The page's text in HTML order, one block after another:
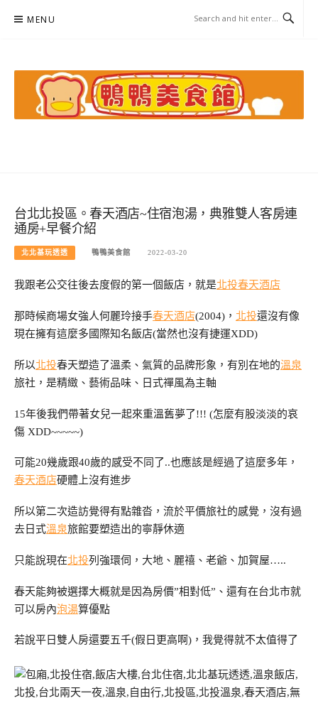
MENU
台北北投區。春天酒店~住宿泡湯，典雅雙人客房連
通房+早餐介紹
北北基玩透透 鴨鴨美食館 2022-03-20
我跟老公交往後去度假的第一個飯店，就是北投春天酒店
那時候商場女強人何麗玲接手春天酒店(2004)， 北投還沒有像
現在擁有這麼多國際知名飯店(當然也沒有捷運XDD)
所以北投春天塑造了溫柔、氣質的品牌形象，有別在地的溫泉
旅社，是精緻、藝術品味、日式禪風為主軸
15年後我們帶著女兒一起來重溫舊夢了!!! (怎麼有股淡淡的哀
傷 XDD~~~~~)
可能20幾歲跟40歲的感受不同了..也應該是經過了這麼多年，
春天酒店硬體上沒有進步
所以第二次造訪覺得有點雜沓，流於平價旅社的感覺，沒有過
去日式溫泉旅館要塑造出的寧靜休適
只能說現在北投列強環伺，大地、麗禧、老爺、加賀屋…..
春天能夠被選擇大概就是因為房價”相對低”、還有在台北市就
可以房內泡湯算優點
若說平日雙人房還要五千(假日更高啊)，我覺得就不太值得了